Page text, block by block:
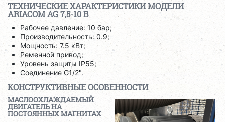
ТЕХНИЧЕСКИЕ ХАРАКТЕРИСТИКИ МОДЕЛИ
ARIACOM AG 7,5-10 B
Рабочее давление: 10 бар;
Производительность: 0.9;
Мощность: 7.5 кВт;
Ременной привод;
Уровень защиты IP55;
Соединение G1/2".
КОНСТРУКТИВНЫЕ ОСОБЕННОСТИ
МАСЛООХЛАЖДАЕМЫЙ
ДВИГАТЕЛЬ НА
ПОСТОЯННЫХ МАГНИТАХ